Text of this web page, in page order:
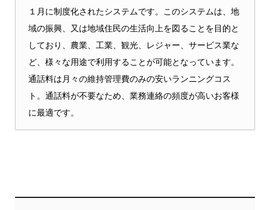
１月に制度化されたシステムです。このシステムは、地
域の振興、又は地域住民の生活向上を図ることを目的と
しており、農業、工業、観光、レジャー、サービス業な
ど、様々な用途で利用することが可能となっています。
通話料は月々の維持管理費のみの安いランニングコス
ト。通話料が不要なため、業務連絡の頻度が高いお客様
に最適です。